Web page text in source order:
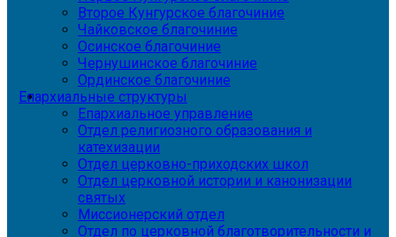
Второе Кунгурское благочиние
Чайковское благочиние
Осинское благочиние
Чернушинское благочиние
Ординское благочиние
Епархиальные структуры
Епархиальное управление
Отдел религиозного образования и
катехизации
Отдел церковно-приходских школ
Отдел церковной истории и канонизации
святых
Миссионерский отдел
Отдел по церковной благотворительности и